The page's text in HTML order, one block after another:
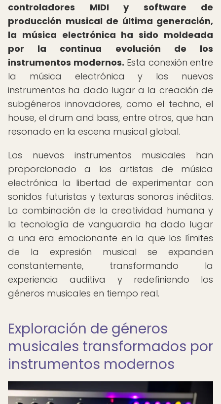
controladores MIDI y software de
producción musical de última generación,
la música electrónica ha sido moldeada
por la continua evolución de los
instrumentos modernos. Esta conexión entre
la música electrónica y los nuevos
instrumentos ha dado lugar a la creación de
subgéneros innovadores, como el techno, el
house, el drum and bass, entre otros, que han
resonado en la escena musical global.
Los nuevos instrumentos musicales han
proporcionado a los artistas de música
electrónica la libertad de experimentar con
sonidos futuristas y texturas sonoras inéditas.
La combinación de la creatividad humana y
la tecnología de vanguardia ha dado lugar
a una era emocionante en la que los límites
de la expresión musical se expanden
constantemente, transformando la
experiencia auditiva y redefiniendo los
géneros musicales en tiempo real.
Exploración de géneros
musicales transformados por
instrumentos modernos